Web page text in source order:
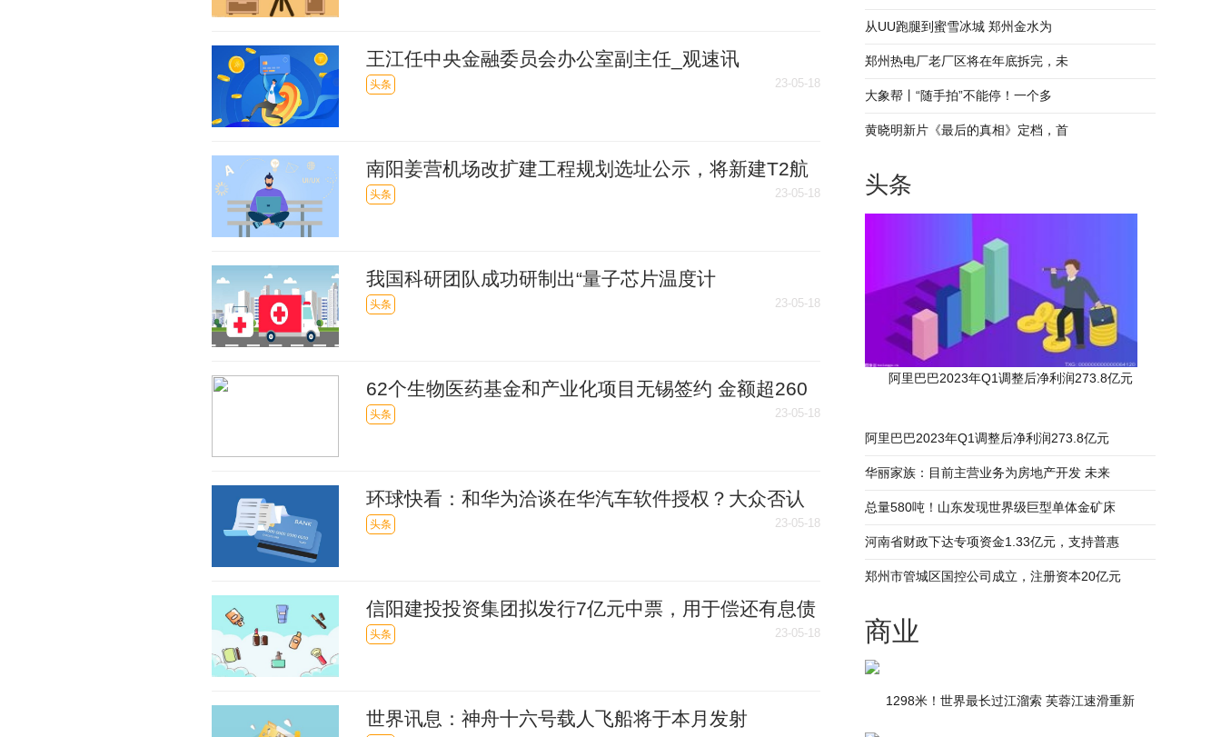
王江任中央金融委员会办公室副主任_观速讯
头条 23-05-18
南阳姜营机场改扩建工程规划选址公示，将新建T2航
站楼 世界关注
头条 23-05-18
我国科研团队成功研制出“量子芯片温度计
头条 23-05-18
62个生物医药基金和产业化项目无锡签约 金额超260
亿元
头条 23-05-18
环球快看：和华为洽谈在华汽车软件授权？大众否认
头条 23-05-18
信阳建投投资集团拟发行7亿元中票，用于偿还有息债
务|焦点滚动
头条 23-05-18
世界讯息：神舟十六号载人飞船将于本月发射
从UU跑腿到蜜雪冰城 郑州金水为
郑州热电厂老厂区将在年底拆完，未
大象帮丨“随手拍”不能停！一个多
黄晓明新片《最后的真相》定档，首
头条
阿里巴巴2023年Q1调整后净利润273.8亿元
阿里巴巴2023年Q1调整后净利润273.8亿元
华丽家族：目前主营业务为房地产开发 未来
总量580吨！山东发现世界级巨型单体金矿床
河南省财政下达专项资金1.33亿元，支持普惠
郑州市管城区国控公司成立，注册资本20亿元
商业
1298米！世界最长过江溜索 芙蓉江速滑重新